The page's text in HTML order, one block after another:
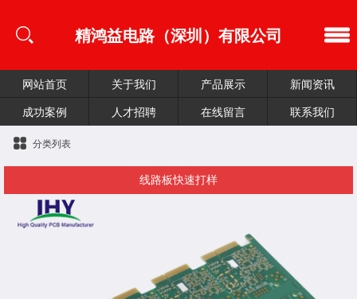
精鸿益电路（深圳）有限公司
网站首页 关于我们 产品展示
新闻资讯
成功案例
人才招聘 在线留言 联系我们
分类列表
线路板快速打样